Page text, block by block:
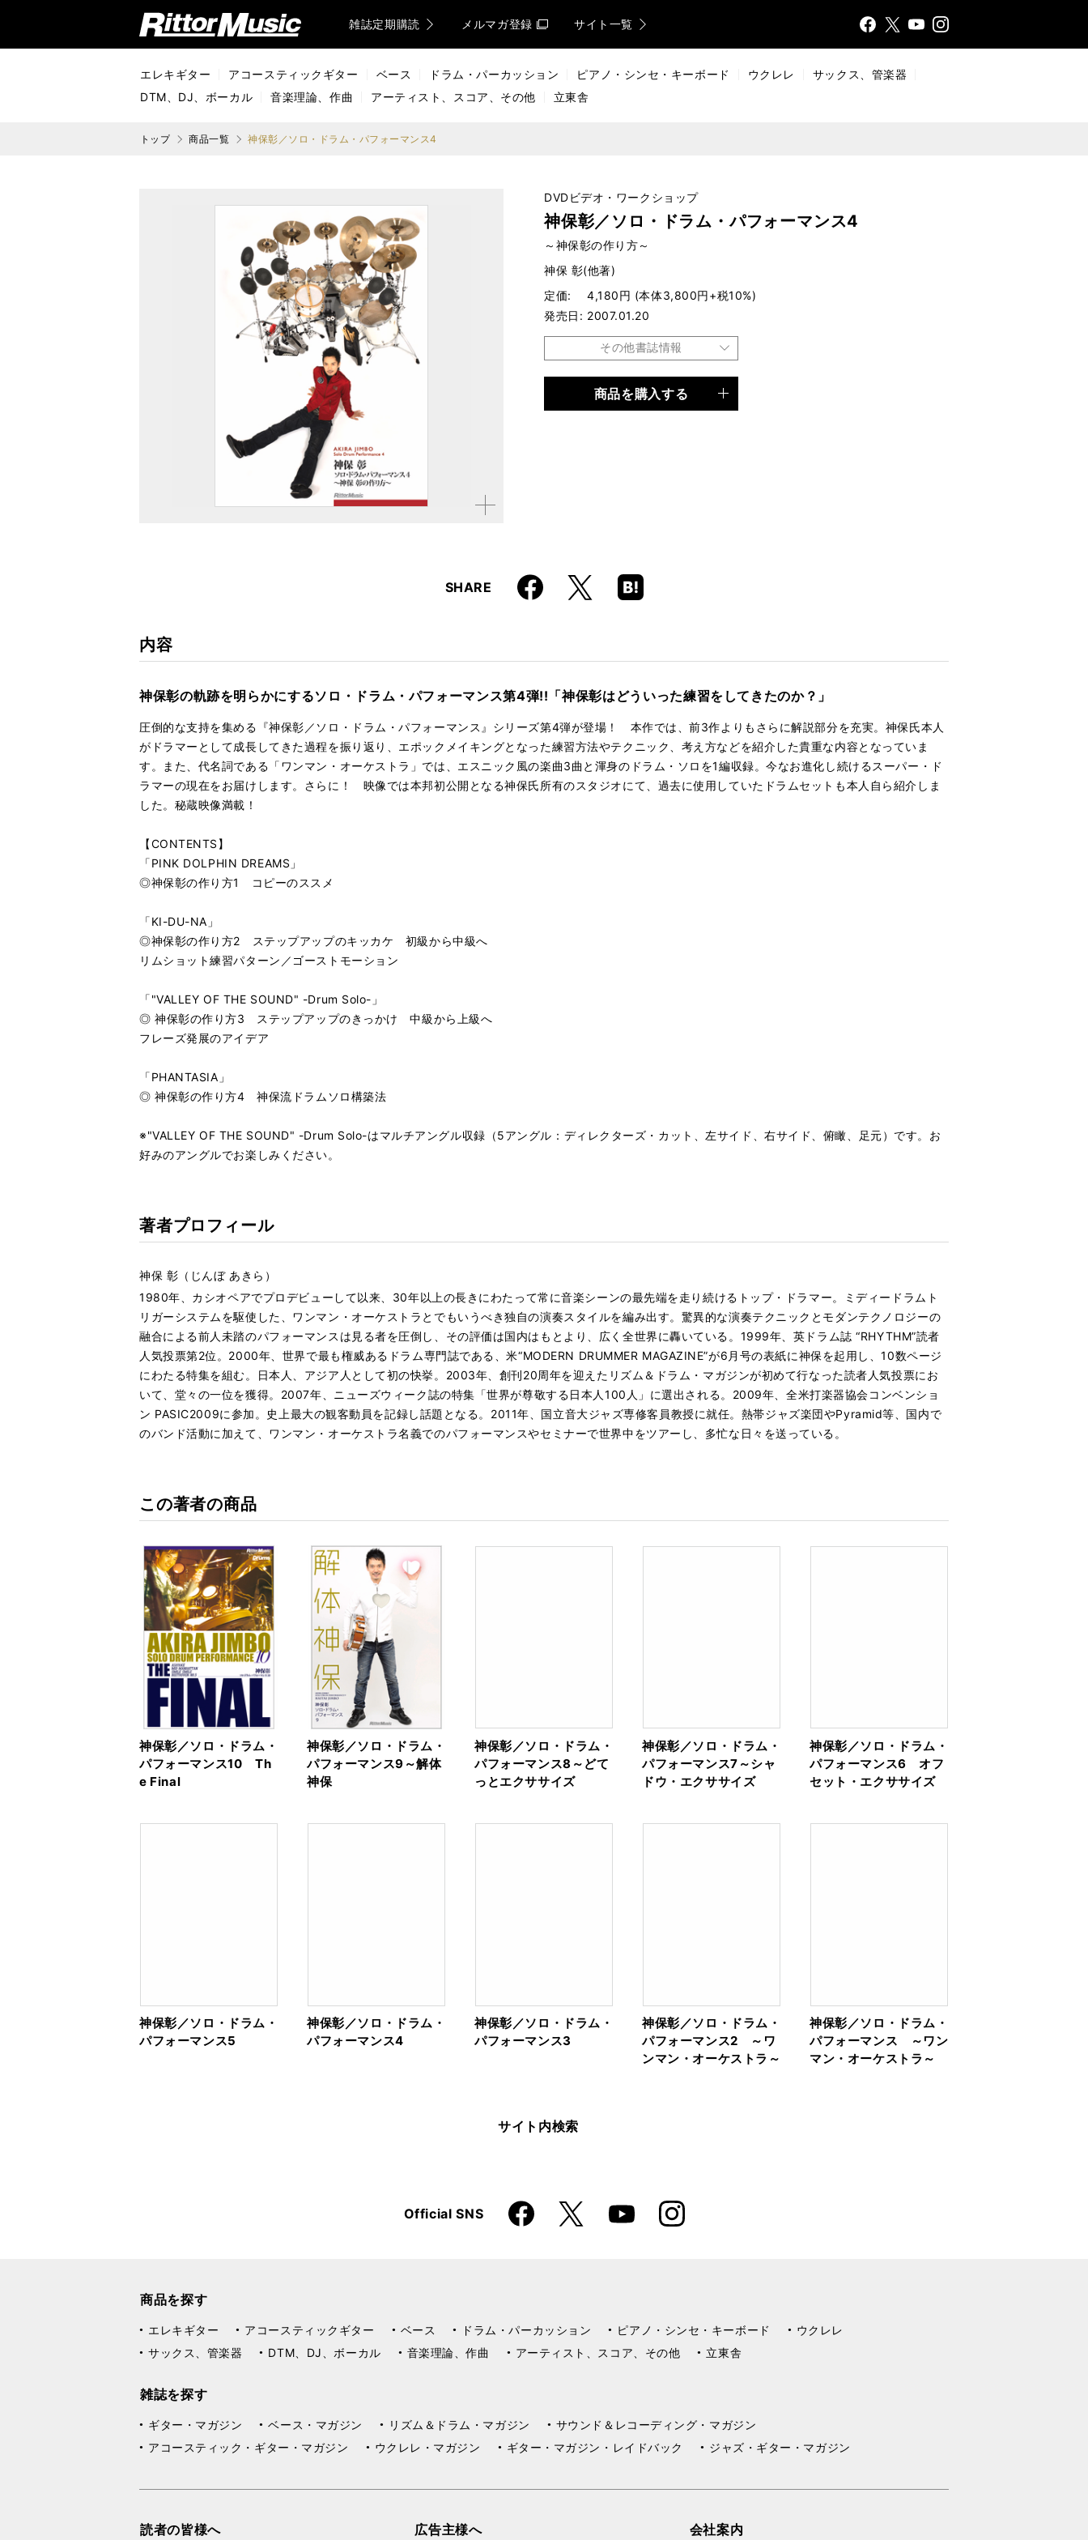
リットーミュージック (Rittor Music) 雑誌定期購読 メルマガ登録 サイト一覧
FaceX
YouTInsta
エレキギター アコースティックギター ベース ドラム・パーカッション ピアノ・シンセ・キーボード ウクレレ
サックス、管楽器
DTM、DJ、ボーカル
音楽理論、作曲 アーティスト、スコア、その他 立東舎
トップ 商品一覧 神保彰／ソロ・ドラム・パフォーマンス4
拡大す
DVDビデオ・ワークショップ
神保彰／ソロ・ドラム・パフォーマンス4
～神保彰の作り方～
神保 彰(他著)
定価
4,180円 (本体3,800円+税10%)
発売日
2007.01.20
その他書誌情報
CD・DVD
商品を購入する
SHARE Faceboo
k
X
Hatena
Boo
内容
神保彰の軌跡を明らかにするソロ・ドラム・パフォーマンス第4弾!!「神保彰はどういった練習をしてきたのか？」
圧倒的な支持を集める『神保彰／ソロ・ドラム・パフォーマンス』シリーズ第4弾が登場！ 本作では、前3作よりもさらに解説部分を充実。神保氏本人
がドラマーとして成長してきた過程を振り返り、エポックメイキングとなった練習方法やテクニック、考え方などを紹介した貴重な内容となっていま
す。また、代名詞である「ワンマン・オーケストラ」では、エスニック風の楽曲3曲と渾身のドラム・ソロを1編収録。今なお進化し続けるスーパー・ド
ラマーの現在をお届けします。さらに！ 映像では本邦初公開となる神保氏所有のスタジオにて、過去に使用していたドラムセットも本人自ら紹介しま
した。秘蔵映像満載！
【CONTENTS】
「PINK DOLPHIN DREAMS」
◎神保彰の作り方1 コピーのススメ
「KI-DU-NA」
◎神保彰の作り方2 ステップアップのキッカケ 初級から中級へ
リムショット練習パターン／ゴーストモーション
「"VALLEY OF THE SOUND" -Drum Solo-」
◎ 神保彰の作り方3 ステップアップのきっかけ 中級から上級へ
フレーズ発展のアイデア
「PHANTASIA」
◎ 神保彰の作り方4 神保流ドラムソロ構築法
※"VALLEY OF THE SOUND" -Drum Solo-はマルチアングル収録（5アングル：ディレクターズ・カット、左サイド、右サイド、俯瞰、足元）です。お
好みのアングルでお楽しみください。
著者プロフィール
神保 彰（じんぼ あきら）
1980年、カシオペアでプロデビューして以来、30年以上の長きにわたって常に音楽シーンの最先端を走り続けるトップ・ドラマー。ミディードラムト
リガーシステムを駆使した、ワンマン・オーケストラとでもいうべき独自の演奏スタイルを編み出す。驚異的な演奏テクニックとモダンテクノロジーの
融合による前人未踏のパフォーマンスは見る者を圧倒し、その評価は国内はもとより、広く全世界に轟いている。1999年、英ドラム誌 “RHYTHM”読者
人気投票第2位。2000年、世界で最も権威あるドラム専門誌である、米“MODERN DRUMMER MAGAZINE”が6月号の表紙に神保を起用し、10数ページ
にわたる特集を組む。日本人、アジア人として初の快挙。2003年、創刊20周年を迎えたリズム＆ドラム・マガジンが初めて行なった読者人気投票にお
いて、堂々の一位を獲得。2007年、ニューズウィーク誌の特集「世界が尊敬する日本人100人」に選出される。2009年、全米打楽器協会コンベンショ
ン PASIC2009に参加。史上最大の観客動員を記録し話題となる。2011年、国立音大ジャズ専修客員教授に就任。熱帯ジャズ楽団やPyramid等、国内で
のバンド活動に加えて、ワンマン・オーケストラ名義でのパフォーマンスやセミナーで世界中をツアーし、多忙な日々を送っている。
この著者の商品
神保彰／ソロ・ドラム・
パフォーマンス10 Th
e Final
神保彰／ソロ・ドラム・
パフォーマンス9～解体
神保
神保彰／ソロ・ドラム・
パフォーマンス8～どて
っとエクササイズ
神保彰／ソロ・ドラム・
パフォーマンス7～シャ
ドウ・エクササイズ
神保彰／ソロ・ドラム・
パフォーマンス6 オフ
セット・エクササイズ
神保彰／ソロ・ドラム・
パフォーマンス5
神保彰／ソロ・ドラム・
パフォーマンス4
神保彰／ソロ・ドラム・
パフォーマンス3
神保彰／ソロ・ドラム・
パフォーマンス2 ～ワ
ンマン・オーケストラ～
神保彰／ソロ・ドラム・
パフォーマンス ～ワン
マン・オーケストラ～
サイト内検索
Official SNSFaceboo
k
X YouTube Instagra
m
商品を探す
エレキギター アコースティックギター ベース ドラム・パーカッション ピアノ・シンセ・キーボード
ウクレレ
サックス、管楽器
DTM、DJ、ボーカル 音楽理論、作曲 アーティスト、スコア、その他 立東舎
雑誌を探す
ギター・マガジン ベース・マガジン リズム＆ドラム・マガジン
サウンド＆レコーディング・マガジン
アコースティック・ギター・マガジン
ウクレレ・マガジン ギター・マガジン・レイドバック ジャズ・ギター・マガジン
読者の皆様へ 広告主様へ 会社案内